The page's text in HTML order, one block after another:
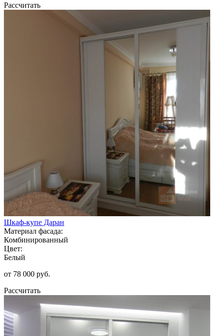
Рассчитать
Шкаф-купе Даран
Материал фасада:
Комбинированный
Цвет:
Белый
от 78 000 руб.
Рассчитать